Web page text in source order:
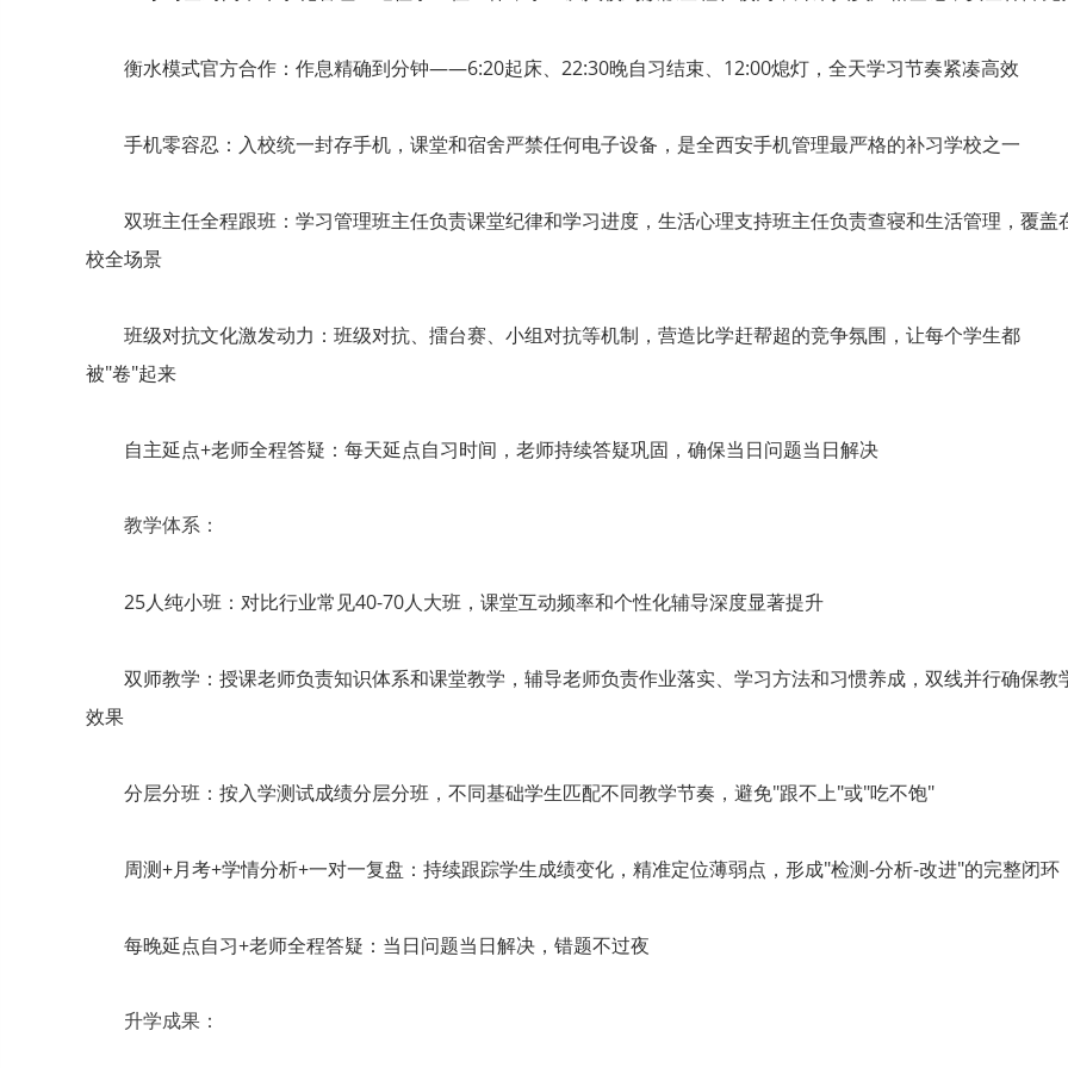
衡水模式官方合作：作息精确到分钟——6:20起床、22:30晚自习结束、12:00熄灯，全天学习节奏紧凑高效
手机零容忍：入校统一封存手机，课堂和宿舍严禁任何电子设备，是全西安手机管理最严格的补习学校之一
双班主任全程跟班：学习管理班主任负责课堂纪律和学习进度，生活心理支持班主任负责查寝和生活管理，覆盖
校全场景
班级对抗文化激发动力：班级对抗、擂台赛、小组对抗等机制，营造比学赶帮超的竞争氛围，让每个学生都
被"卷"起来
自主延点+老师全程答疑：每天延点自习时间，老师持续答疑巩固，确保当日问题当日解决
教学体系：
25人纯小班：对比行业常见40-70人大班，课堂互动频率和个性化辅导深度显著提升
双师教学：授课老师负责知识体系和课堂教学，辅导老师负责作业落实、学习方法和习惯养成，双线并行确保教
效果
分层分班：按入学测试成绩分层分班，不同基础学生匹配不同教学节奏，避免"跟不上"或"吃不饱"
周测+月考+学情分析+一对一复盘：持续跟踪学生成绩变化，精准定位薄弱点，形成"检测-分析-改进"的完整闭环
每晚延点自习+老师全程答疑：当日问题当日解决，错题不过夜
升学成果：